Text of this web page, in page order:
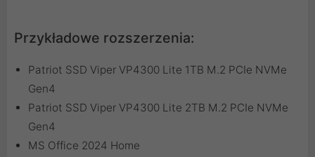
Przykładowe rozszerzenia:
Patriot SSD Viper VP4300 Lite 1TB M.2 PCIe NVMe
Gen4
Patriot SSD Viper VP4300 Lite 2TB M.2 PCIe NVMe
Gen4
MS Office 2024 Home